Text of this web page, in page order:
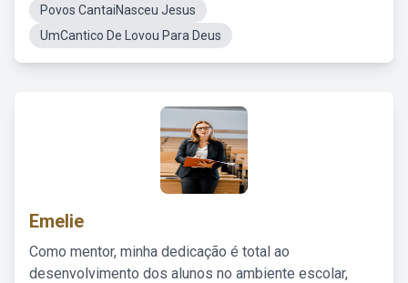
Povos CantaiNasceu Jesus
UmCantico De Lovou Para Deus
Emelie
Como mentor, minha dedicação é total ao
desenvolvimento dos alunos no ambiente escolar,